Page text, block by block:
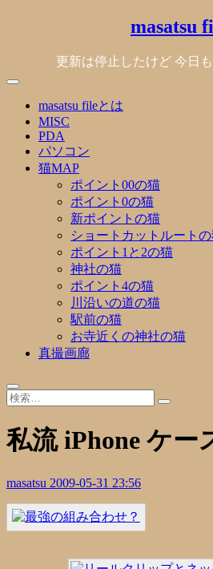
masatsu
更新は停止したけど 今日
masatsu fileとは
MISC
PDA
パソコン
猫MAP
ポイント00の猫
ポイント0の猫
新ポイントの猫
ショートカットルート
ポイント1と2の猫
神社の猫
ポイント4の猫
川沿いの道の猫
駅前の猫
お寺近くの神社の猫
真撮画廊
私流 iPhone ケー
masatsu 2009-05-31 23:56